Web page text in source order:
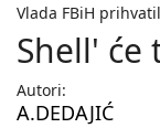
Vlada FBiH
Shell' će
Autori:
A.DEDAJIĆ